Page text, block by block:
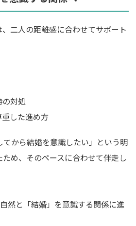
二人の距離感に合わせてサポート
対処
した進め方
から結婚を意識したい」という明
め、そのペースに合わせて伴走し
然と「結婚」を意識する関係に進